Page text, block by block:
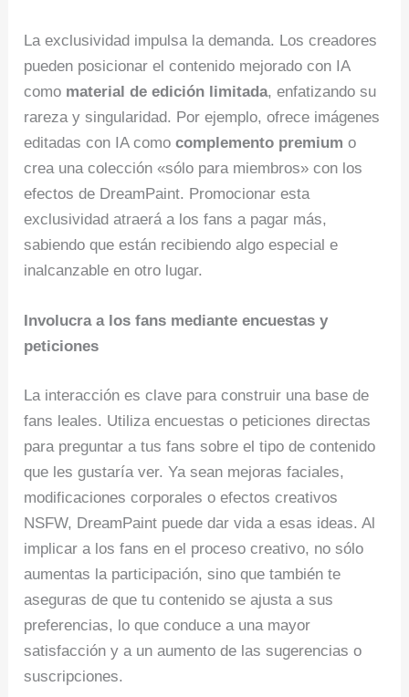
La exclusividad impulsa la demanda. Los creadores
pueden posicionar el contenido mejorado con IA
como material de edición limitada, enfatizando su
rareza y singularidad. Por ejemplo, ofrece imágenes
editadas con IA comocomplemento premium o
crea una colección «sólo para miembros» con los
efectos de DreamPaint. Promocionar esta
exclusividad atraerá a los fans a pagar más,
sabiendo que están recibiendo algo especial e
inalcanzable en otro lugar.
Involucra a los fans mediante encuestas y
peticiones
La interacción es clave para construir una base de
fans leales. Utiliza encuestas o peticiones directas
para preguntar a tus fans sobre el tipo de contenido
que les gustaría ver. Ya sean mejoras faciales,
modificaciones corporales o efectos creativos
NSFW, DreamPaint puede dar vida a esas ideas. Al
implicar a los fans en el proceso creativo, no sólo
aumentas la participación, sino que también te
aseguras de que tu contenido se ajusta a sus
preferencias, lo que conduce a una mayor
satisfacción y a un aumento de las sugerencias o
suscripciones.